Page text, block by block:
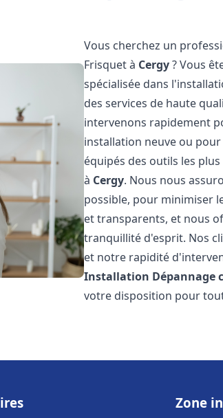
Vous cherchez un
Frisquet à Cergy? Vous
spécialisée dans
des services de haute
intervenons rapidement
installation neuve ou
équipés des outils les
à Cergy. Nous nous
possible, pour minimiser
et transparents, et nous
tranquillité d'esprit. Nos
et notre rapidité
Installation Dépannage
votre disposition pour
Zone